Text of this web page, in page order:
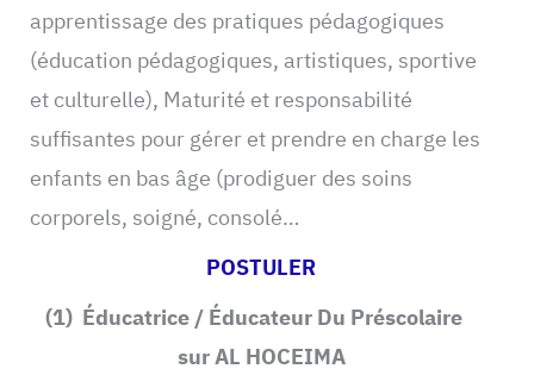
apprentissage des pratiques pédagogiques
(éducation pédagogiques, artistiques, sportive
et culturelle), Maturité et responsabilité
suffisantes pour gérer et prendre en charge les
enfants en bas âge (prodiguer des soins
corporels, soigné, consolé…
POSTULER
(1) Éducatrice / Éducateur Du Préscolaire
sur AL HOCEIMA